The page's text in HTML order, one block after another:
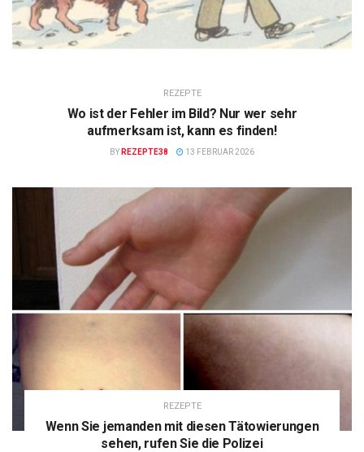
REZEPTE
Wo ist der Fehler im Bild? Nur wer sehr
aufmerksam ist, kann es finden!
BY REZEPTE38 13 FEBRUAR 2026
REZEPTE
Wenn Sie jemanden mit diesen Tätowierungen
sehen, rufen Sie die Polizei